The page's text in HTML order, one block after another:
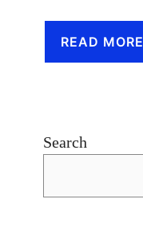
READ MORE
Search